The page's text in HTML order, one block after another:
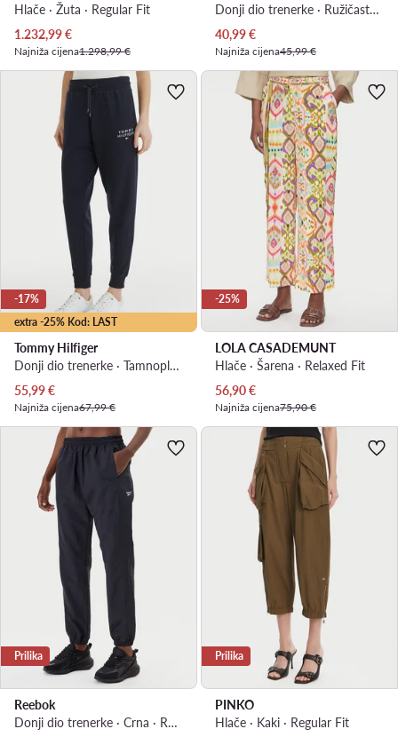
Hlače · Žuta · Regular Fit
Trenutna cijena
1.232,99€
Najniža cijena1.298,99 €
Donji dio trenerke · Ružičasta · Relaxed Fit
Trenutna cijena
40,99€
Najniža cijena45,99 €
extra -25% Kod: LAST
-17%
Tommy Hilfiger
Donji dio trenerke · Tamnoplava · Regular Fit
Trenutna cijena
55,99€
Najniža cijena67,99 €
-25%
LOLA CASADEMUNT
Hlače · Šarena · Relaxed Fit
Trenutna cijena
56,90€
Najniža cijena75,90 €
Prilika
Reebok
Donji dio trenerke · Crna · Relaxed Fit
Prilika
PINKO
Hlače · Kaki · Regular Fit